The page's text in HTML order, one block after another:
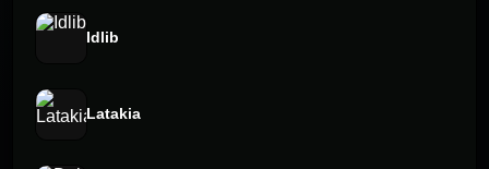
Idlib
Latakia